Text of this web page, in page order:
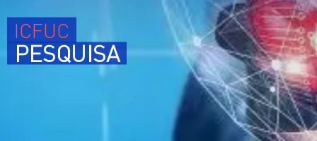
ESCOLA PROFISSIONAL
Cursos Técnicos
Cursos de Extensão
BIBLIOTECA
ICFUC
PESQUISA